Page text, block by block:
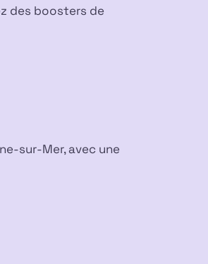
des boosters de
sur-Mer, avec une